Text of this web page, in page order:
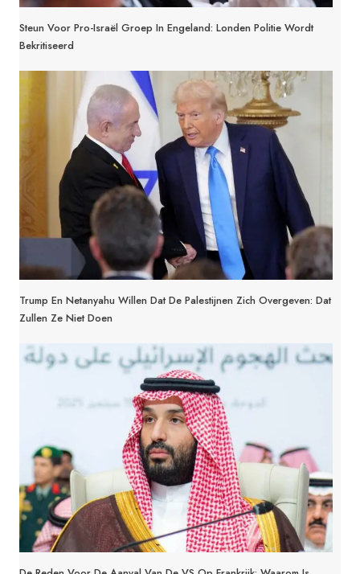
Steun Voor Pro-Israël Groep In Engeland: Londen Politie Wordt
Bekritiseerd
Trump En Netanyahu Willen Dat De Palestijnen Zich Overgeven: Dat
Zullen Ze Niet Doen